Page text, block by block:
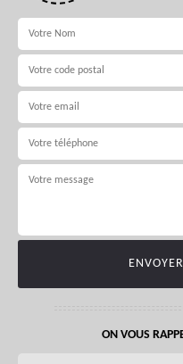
ON VOUS